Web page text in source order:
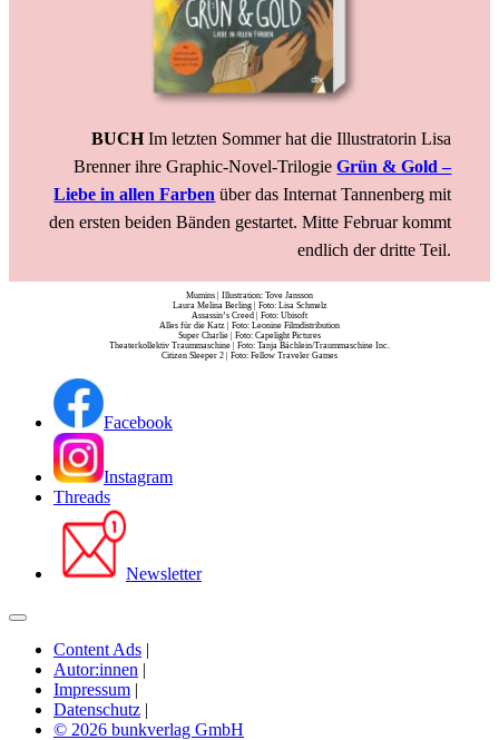
BUCHIm letzten Sommer hat die Illustratorin Lisa
Brenner ihre Graphic-Novel-TrilogieGrün & Gold –
Liebe in allen Farben über das Internat Tannenberg mit
den ersten beiden Bänden gestartet. Mitte Februar kommt
endlich der dritte Teil.
Mumins | Illustration: Tove Jansson
Laura Melina Berling | Foto: Lisa Schmelz
Assassin’s Creed | Foto: Ubisoft
Alles für die Katz | Foto: Leonine Filmdistribution
Super Charlie | Foto: Capelight Pictures
Theaterkollektiv Traummaschine | Foto: Tanja Bächlein/Traummaschine Inc.
Citizen Sleeper 2 | Foto: Fellow Traveler Games
Facebook
Instagram
Threads
Newsletter
Content Ads |
Autor:innen |
Impressum |
Datenschutz |
© 2026 bunkverlag GmbH